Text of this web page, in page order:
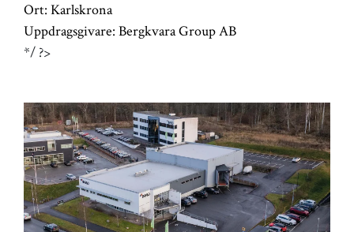
Ort: Karlskrona
Uppdragsgivare: Bergkvara Group AB
*/ ?>